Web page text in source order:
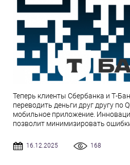
Теперь клиенты Сбербанка и Т-
переводить деньги друг другу по
мобильное приложение.
позволит минимизировать
16.12.2025 168